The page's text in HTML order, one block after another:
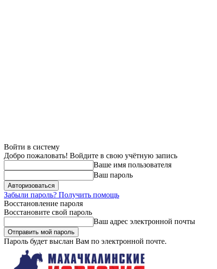
Войти в систему
Добро пожаловать! Войдите в свою учётную запись
Ваше имя пользователя
Ваш пароль
Забыли пароль? Получить помощь
Восстановление пароля
Восстановите свой пароль
Ваш адрес электронной почты
Пароль будет выслан Вам по электронной почте.